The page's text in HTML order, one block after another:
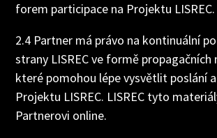
forem participace na Projektu LISREC.
2.4 Partner má právo na kontinuální
strany LISREC ve formě
které pomohou lépe vysvětlit poslání
Projektu LISREC. LISREC tyto
Partnerovi online.